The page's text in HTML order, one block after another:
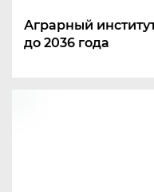
Аграрный
до 2036 года